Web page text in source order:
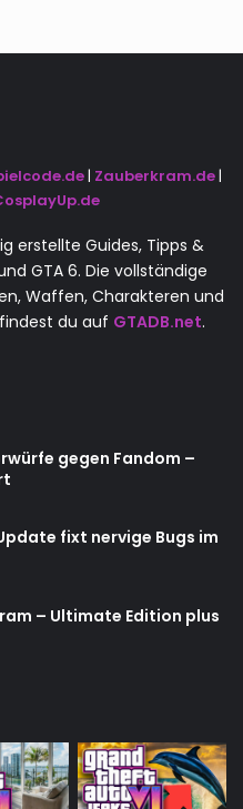
| Zauberkram.de|
erstellte Guides, Tipps &
GTA 6. Die vollständige
Waffen, Charakteren und
du auf GTADB.net.
gegen Fandom –
fixt nervige Bugs im
– Ultimate Edition plus